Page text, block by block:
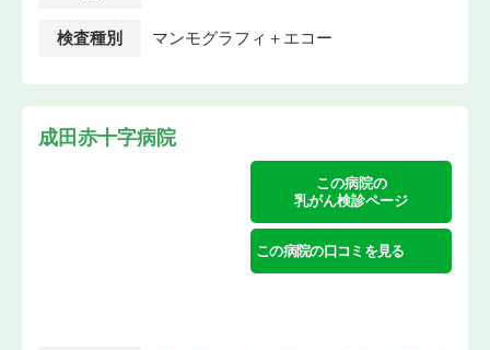
検査種別 マンモグラフィ＋エコー
成田赤十字病院
この病院の
乳がん検診ページ
この病院の口コミを見る